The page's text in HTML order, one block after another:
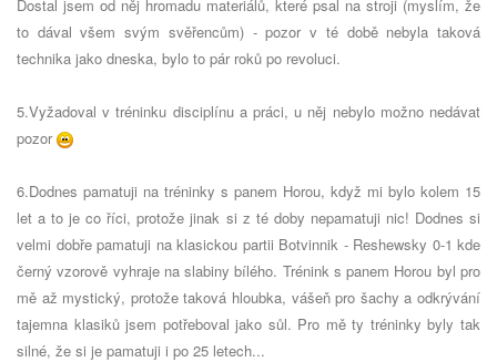
Dostal jsem od něj hromadu materiálů, které psal na stroji (myslím, že
to dával všem svým svěřencům) - pozor v té době nebyla taková
technika jako dneska, bylo to pár roků po revoluci.
5.Vyžadoval v tréninku disciplínu a práci, u něj nebylo možno nedávat
pozor
6.Dodnes pamatuji na tréninky s panem Horou, když mi bylo kolem 15
let a to je co říci, protože jinak si z té doby nepamatuji nic! Dodnes si
velmi dobře pamatuji na klasickou partii Botvinnik - Reshewsky 0-1 kde
černý vzorově vyhraje na slabiny bílého. Trénink s panem Horou byl pro
mě až mystický, protože taková hloubka, vášeň pro šachy a odkrývání
tajemna klasiků jsem potřeboval jako sůl. Pro mě ty tréninky byly tak
silné, že si je pamatuji i po 25 letech...